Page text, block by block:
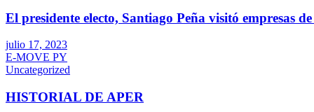
El presidente electo, Santiago Peña visitó empresas
julio 17, 2023
E-MOVE PY
Uncategorized
HISTORIAL DE APER